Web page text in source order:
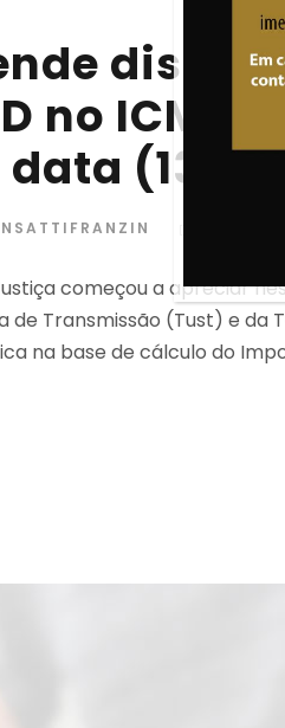
no ICMS
(13/
começou a apreciar
de Transmissão (Tust) e da
na base de cálculo do